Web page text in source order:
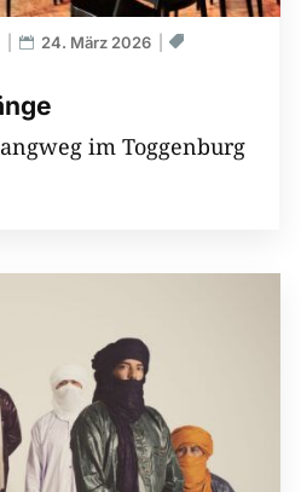
24. März 2026
im Toggenburg